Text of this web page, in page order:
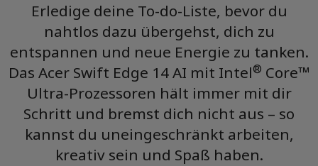
Erledige deine To-do-Liste, bevor du
nahtlos dazu übergehst, dich zu
entspannen und neue Energie zu tanken.
Das Acer Swift Edge 14 AI mit Intel® Core™
Ultra-Prozessoren hält immer mit dir
Schritt und bremst dich nicht aus – so
kannst du uneingeschränkt arbeiten,
kreativ sein und Spaß haben.